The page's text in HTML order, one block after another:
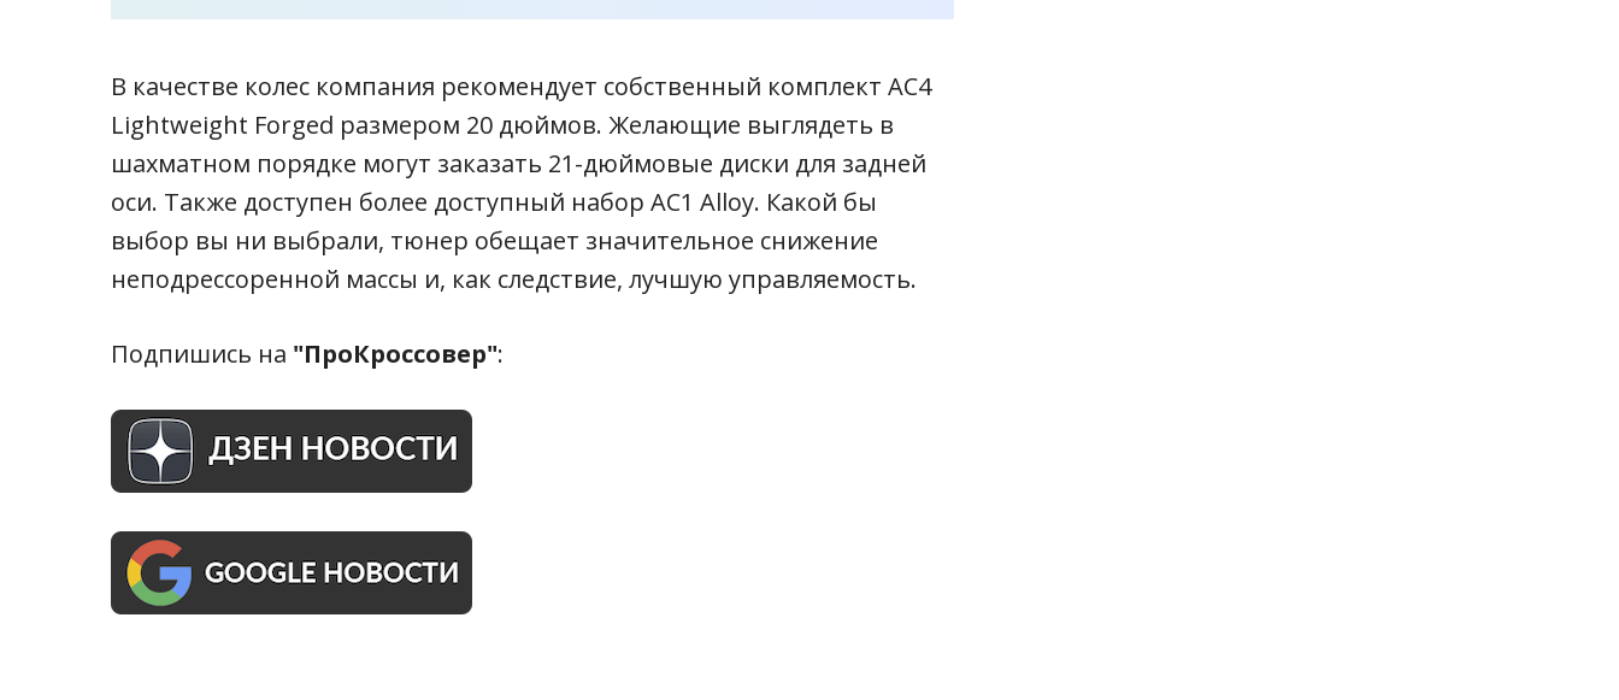
В качестве колес компания рекомендует собственный комплект AC4
Lightweight Forged размером 20 дюймов. Желающие выглядеть в
шахматном порядке могут заказать 21-дюймовые диски для задней
оси. Также доступен более доступный набор AC1 Alloy. Какой бы
выбор вы ни выбрали, тюнер обещает значительное снижение
неподрессоренной массы и, как следствие, лучшую управляемость.
Подпишись на "ПроКроссовер":